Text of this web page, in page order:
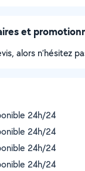
et
alors n’hésitez
24h/24
24h/24
24h/24
24h/24